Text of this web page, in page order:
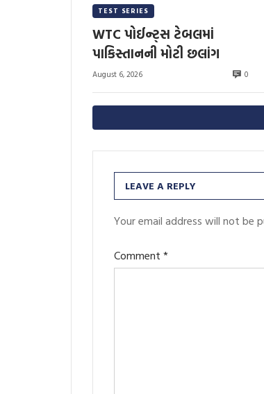
TEST SERIES
WTC પોઈન્ટ્સ ટેબલમાં
પાકિસ્તાનની મોટી છલાંગ
August 6, 2026 0
LEAVE A REPLY
Your email address will not be
Comment *